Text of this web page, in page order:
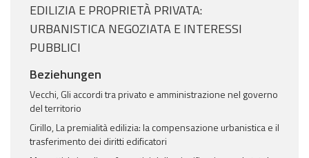
EDILIZIA E PROPRIETÀ PRIVATA:
URBANISTICA NEGOZIATA E INTERESSI
PUBBLICI
Beziehungen
Vecchi, Gli accordi tra privato e amministrazione nel governo
del territorio
Cirillo, La premialità edilizia: la compensazione urbanistica e il
trasferimento dei diritti edificatori